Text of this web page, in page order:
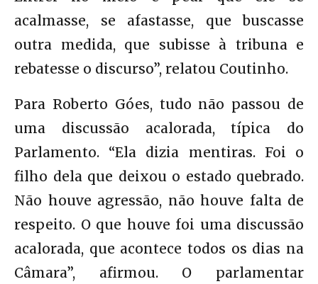
acalmasse, se afastasse, que buscasse
outra medida, que subisse à tribuna e
rebatesse o discurso”, relatou Coutinho.
Para Roberto Góes, tudo não passou de
uma discussão acalorada, típica do
Parlamento. “Ela dizia mentiras. Foi o
filho dela que deixou o estado quebrado.
Não houve agressão, não houve falta de
respeito. O que houve foi uma discussão
acalorada, que acontece todos os dias na
Câmara”, afirmou. O parlamentar